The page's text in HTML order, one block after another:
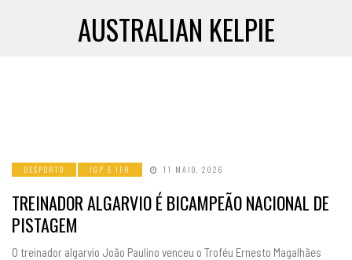
AUSTRALIAN KELPIE
DESPORTO IGP E IFH 11 MAIO, 2026
TREINADOR ALGARVIO É BICAMPEÃO NACIONAL DE
PISTAGEM
O treinador algarvio João Paulino venceu o Troféu Ernesto Magalhães